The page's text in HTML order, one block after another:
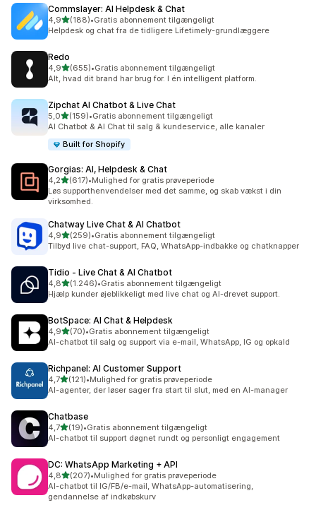
Commslayer: AI Helpdesk & Chat
4,9ud af 5 stjerner
(188)
188 anmeldelser i alt
•Gratis abonnement tilgængeligt
Helpdesk og chat fra de tidligere Lifetimely-grundlæggere
Redo
4,9ud af 5 stjerner
(655)
655 anmeldelser i alt
•Gratis abonnement tilgængeligt
Alt, hvad dit brand har brug for. I én intelligent platform.
Zipchat AI Chatbot & Live Chat
5,0ud af 5 stjerner
(159)
159 anmeldelser i alt
•Gratis abonnement tilgængeligt
AI Chatbot & AI Chat til salg & kundeservice, alle kanaler
Built for Shopify
Gorgias: AI, Helpdesk & Chat
4,2ud af 5 stjerner
(617)
617 anmeldelser i alt
•Mulighed for gratis prøveperiode
Løs supporthenvendelser med det samme, og skab vækst i din
virksomhed.
Chatway Live Chat & AI Chatbot
4,9ud af 5 stjerner
(259)
259 anmeldelser i alt
•Gratis abonnement tilgængeligt
Tilbyd live chat-support, FAQ, WhatsApp-indbakke og chatknapper
Tidio ‑ Live Chat & AI Chatbot
4,8ud af 5 stjerner
(1.246)
1246 anmeldelser i alt
•Gratis abonnement tilgængeligt
Hjælp kunder øjeblikkeligt med live chat og AI-drevet support.
BotSpace: AI Chat & Helpdesk
4,9ud af 5 stjerner
(70)
70 anmeldelser i alt
•Gratis abonnement tilgængeligt
AI-chatbot til salg og support via e-mail, WhatsApp, IG og opkald
Richpanel: AI Customer Support
4,7ud af 5 stjerner
(121)
121 anmeldelser i alt
•Mulighed for gratis prøveperiode
AI-agenter, der løser sager fra start til slut, med en AI-manager
Chatbase
4,7ud af 5 stjerner
(19)
19 anmeldelser i alt
•Gratis abonnement tilgængeligt
AI-chatbot til support døgnet rundt og personligt engagement
DC: WhatsApp Marketing + API
4,8ud af 5 stjerner
(207)
207 anmeldelser i alt
•Mulighed for gratis prøveperiode
AI-chatbot til IG/FB/e-mail, WhatsApp-automatisering,
gendannelse af indkøbskurv